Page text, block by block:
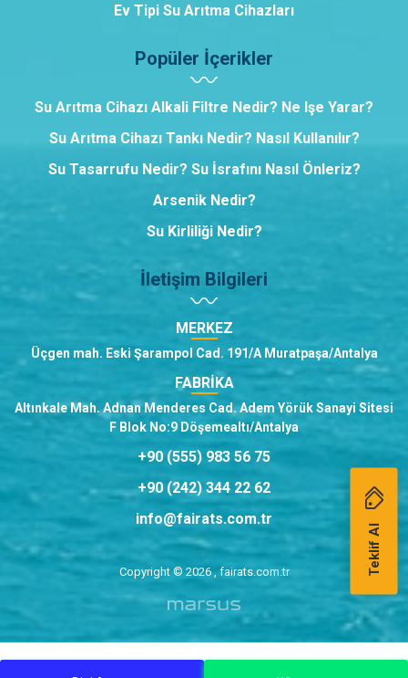
Ev Tipi Su Arıtma Cihazları
Popüler İçerikler
Su Arıtma Cihazı Alkali Filtre Nedir? Ne Işe Yarar?
Su Arıtma Cihazı Tankı Nedir? Nasıl Kullanılır?
Su Tasarrufu Nedir? Su İsrafını Nasıl Önleriz?
Arsenik Nedir?
Su Kirliliği Nedir?
İletişim Bilgileri
MERKEZ
Üçgen mah. Eski Şarampol Cad. 191/A Muratpaşa/Antalya
FABRİKA
Altınkale Mah. Adnan Menderes Cad. Adem Yörük Sanayi Sitesi
F Blok No:9 Döşemealtı/Antalya
+90 (555) 983 56 75
+90 (242) 344 22 62
info@fairats.com.tr
Copyright © 2026 , fairats.com.tr Teklif Al